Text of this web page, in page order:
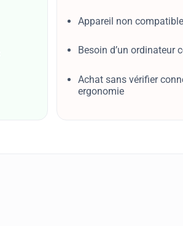
Appareil non
Besoin d’un ordinateur
Achat sans vérifier
ergonomie